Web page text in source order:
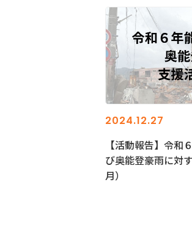
2024.12.27
【活動報告】令和
び奥能登豪雨に対
月）